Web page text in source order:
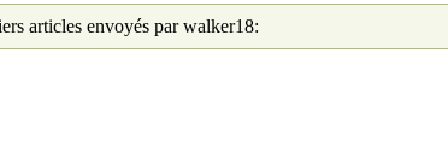
articles envoyés par walker18: